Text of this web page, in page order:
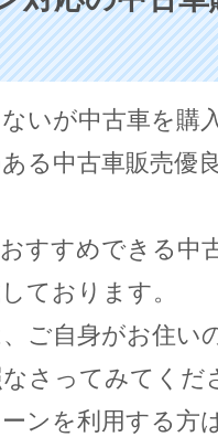
いが中古車を購
る中古車販売優
すすめできる中
ております。
ご自身がお住い
さってみてくだ
ンを利用する方